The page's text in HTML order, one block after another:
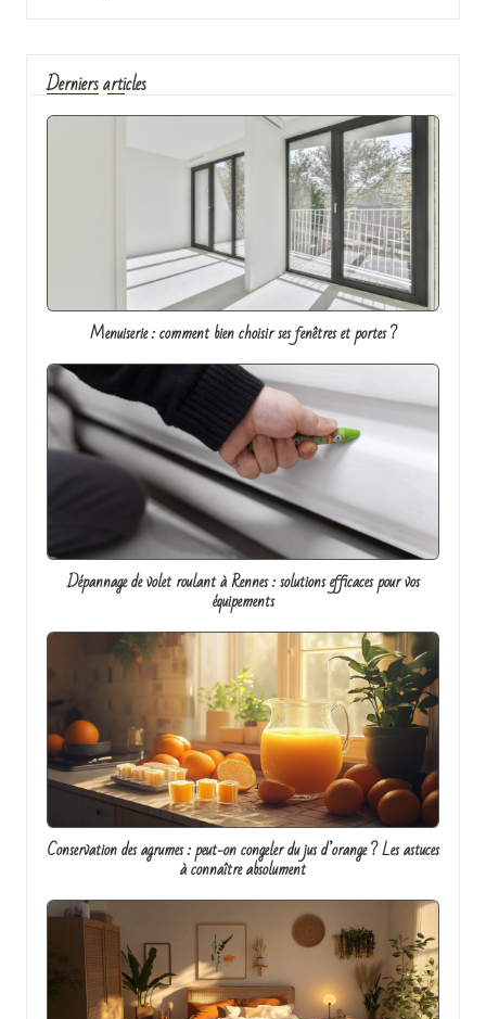
Derniers articles
Menuiserie : comment bien choisir ses fenêtres et portes ?
Dépannage de volet roulant à Rennes : solutions efficaces pour vos
équipements
Conservation des agrumes : peut-on congeler du jus d’orange ? Les astuces
à connaître absolument